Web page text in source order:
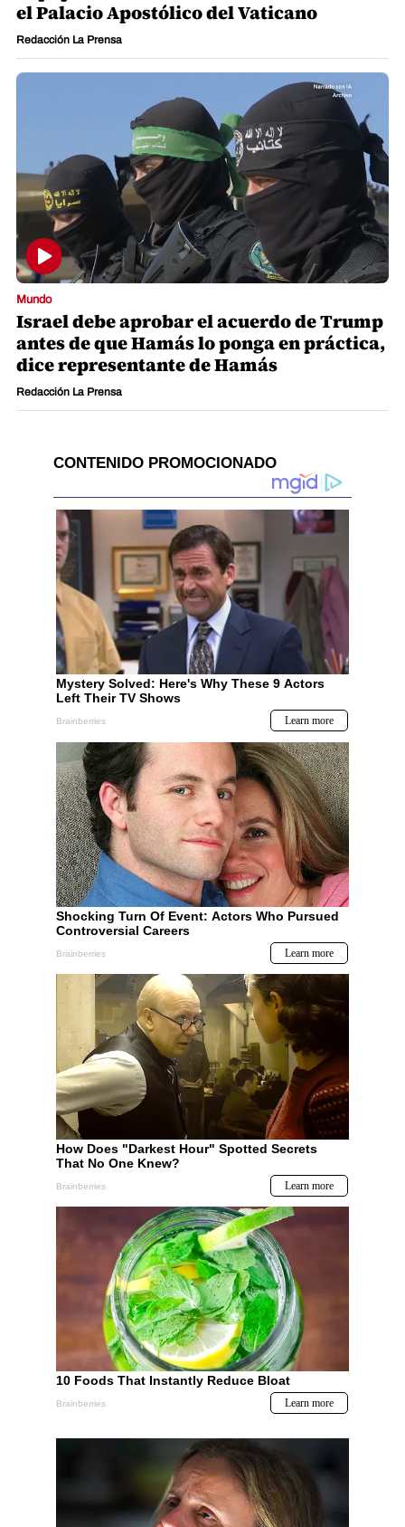
el Palacio Apostólico del Vaticano
Redacción La Prensa
Mundo
Israel debe aprobar el acuerdo de Trump
antes de que Hamás lo ponga en práctica,
dice representante de Hamás
Redacción La Prensa